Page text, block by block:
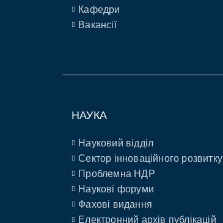
Кафедри
Вакансії
НАУКА
Науковий відділ
Сектор інноваційного розвитку
Проблемна НДР
Наукові форуми
Фахові видання
Електронний архів публікацій